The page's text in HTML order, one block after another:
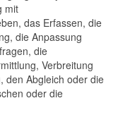
mit
das Erfassen, die
die Anpassung
die
Verbreitung
den Abgleich oder die
oder die